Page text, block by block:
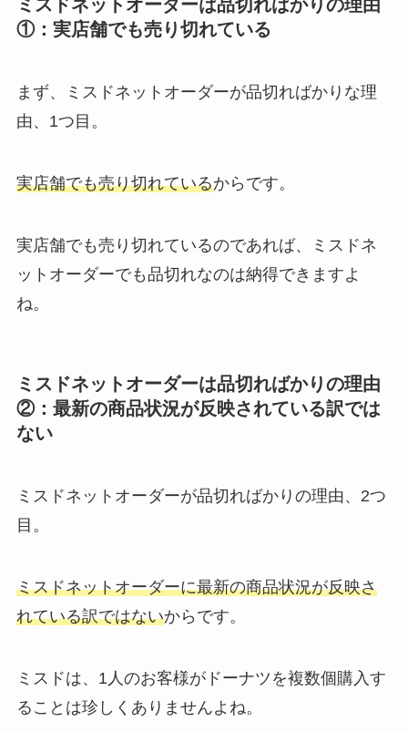
ミスドネットオーダーは品切ればかりの理由
①：実店舗でも売り切れている
まず、ミスドネットオーダーが品切ればかりな理
由、1つ目。
実店舗でも売り切れているからです。
実店舗でも売り切れているのであれば、ミスドネ
ットオーダーでも品切れなのは納得できますよ
ね。
ミスドネットオーダーは品切ればかりの理由
②：最新の商品状況が反映されている訳では
ない
ミスドネットオーダーが品切ればかりの理由、2つ
目。
ミスドネットオーダーに最新の商品状況が反映さ
れている訳ではないからです。
ミスドは、1人のお客様がドーナツを複数個購入す
ることは珍しくありませんよね。